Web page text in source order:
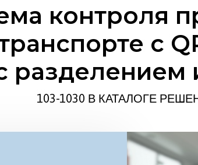
контроля
с
разделением
103-1030 В КАТАЛОГЕ